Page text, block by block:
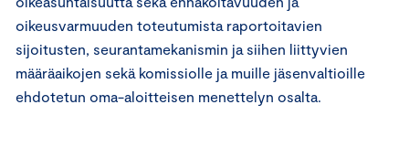
oikeusvarmuuden toteutumista raportoitavien
sijoitusten, seurantamekanismin ja siihen liittyvien
määräaikojen sekä komissiolle ja muille jäsenvaltioille
ehdotetun oma-aloitteisen menettelyn osalta.